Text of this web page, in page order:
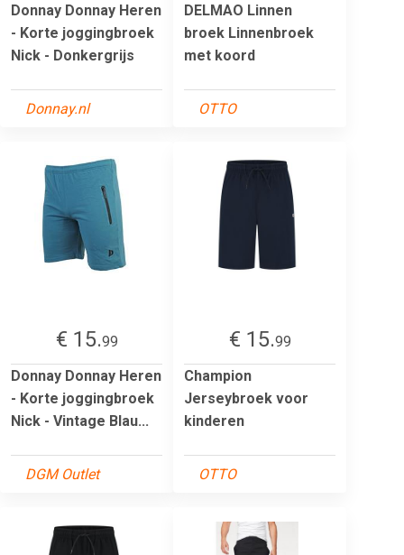
Donnay Donnay Heren
- Korte joggingbroek
Nick - Donkergrijs
Donnay.nl
DELMAO Linnen
broek Linnenbroek
met koord
OTTO
€ 15.99
Donnay Donnay Heren
- Korte joggingbroek
Nick - Vintage Blau...
DGM Outlet
€ 15.99
Champion
Jerseybroek voor
kinderen
OTTO